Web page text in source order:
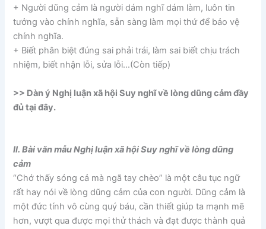
+ Người dũng cảm là người dám nghĩ dám làm, luôn tin
tưởng vào chính nghĩa, sẵn sàng làm mọi thứ để bảo vệ
chính nghĩa.
+ Biết phân biệt đúng sai phải trái, làm sai biết chịu trách
nhiệm, biết nhận lỗi, sửa lỗi…(Còn tiếp)
>> Dàn ý Nghị luận xã hội Suy nghĩ về lòng dũng cảm đầy
đủ tại đây.
II. Bài văn mẫu Nghị luận xã hội Suy nghĩ về lòng dũng
cảm
“Chớ thấy sóng cả mà ngã tay chèo” là một câu tục ngữ
rất hay nói về lòng dũng cảm của con người. Dũng cảm là
một đức tính vô cùng quý báu, cần thiết giúp ta mạnh mẽ
hơn, vượt qua được mọi thử thách và đạt được thành quả